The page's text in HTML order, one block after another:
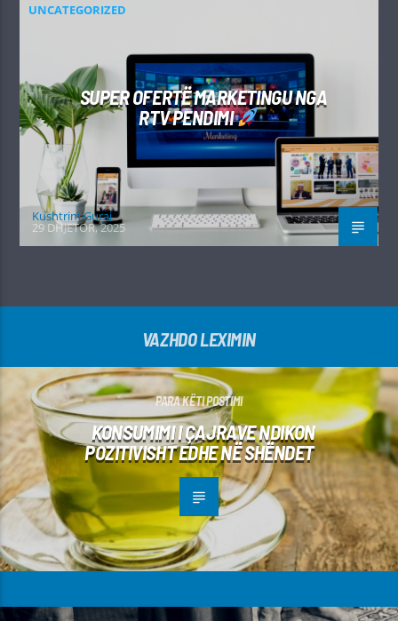
UNCATEGORIZED
SUPER OFERTË MARKETINGU NGA
RTV PENDIMI
Kushtrim Guraj
29 DHJETOR, 2025
VAZHDO LEXIMIN
PARA KËTI POSTIMI
KONSUMIMI I ÇAJRAVE NDIKON
POZITIVISHT EDHE NË SHËNDET